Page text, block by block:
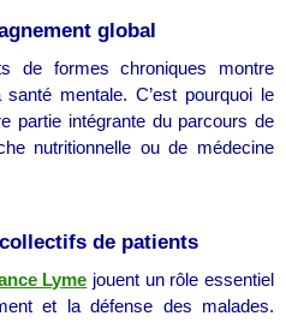
global
de formes chroniques montre
mentale. C’est pourquoi le
partie intégrante du parcours de
nutritionnelle ou de médecine
de patients
Lyme jouent un rôle essentiel
et la défense des malades.